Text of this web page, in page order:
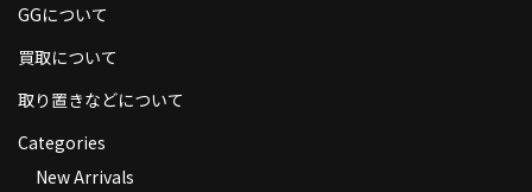
GGについて
買取について
取り置きなどについて
Categories
New Arrivals